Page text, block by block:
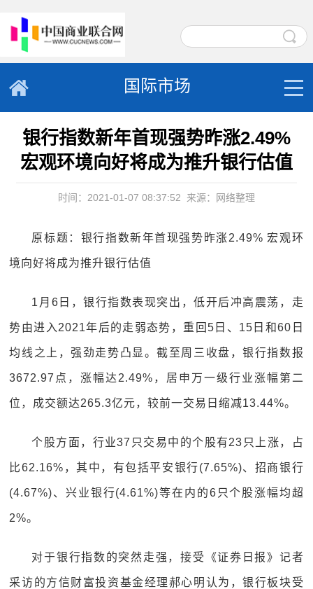
国际市场
银行指数新年首现强势昨涨2.49%
宏观环境向好将成为推升银行估值
时间：2021-01-07 08:37:52 来源：网络整理
原标题：银行指数新年首现强势昨涨2.49% 宏观环
境向好将成为推升银行估值
1月6日，银行指数表现突出，低开后冲高震荡，走
势由进入2021年后的走弱态势，重回5日、15日和60日
均线之上，强劲走势凸显。截至周三收盘，银行指数报
3672.97点，涨幅达2.49%，居申万一级行业涨幅第二
位，成交额达265.3亿元，较前一交易日缩减13.44%。
个股方面，行业37只交易中的个股有23只上涨，占
比62.16%，其中，有包括平安银行(7.65%)、招商银行
(4.67%)、兴业银行(4.61%)等在内的6只个股涨幅均超
2%。
对于银行指数的突然走强，接受《证券日报》记者
采访的方信财富投资基金经理郝心明认为，银行板块受